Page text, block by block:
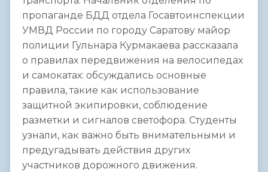
пропаганде БДД отдела Госавтоинспекции
УМВД России по городу Саратову майор
полиции Гульнара Курмакаева рассказала
о правилах передвижения на велосипедах
и самокатах: обсуждались основные
правила, такие как использование
защитной экипировки, соблюдение
разметки и сигналов светофора. Студенты
узнали, как важно быть внимательными и
предугадывать действия других
участников дорожного движения.